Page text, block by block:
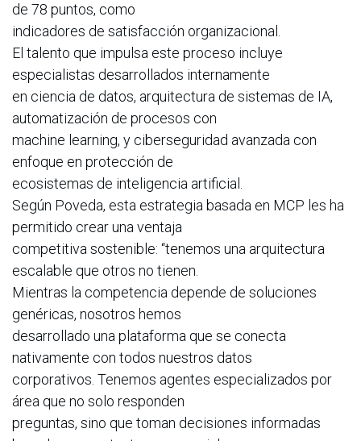
de 78 puntos, como
indicadores de satisfacción organizacional.
El talento que impulsa este proceso incluye
especialistas desarrollados internamente
en ciencia de datos, arquitectura de sistemas de IA,
automatización de procesos con
machine learning, y ciberseguridad avanzada con
enfoque en protección de
ecosistemas de inteligencia artificial.
Según Poveda, esta estrategia basada en MCP les ha
permitido crear una ventaja
competitiva sostenible: “tenemos una arquitectura
escalable que otros no tienen.
Mientras la competencia depende de soluciones
genéricas, nosotros hemos
desarrollado una plataforma que se conecta
nativamente con todos nuestros datos
corporativos. Tenemos agentes especializados por
área que no solo responden
preguntas, sino que toman decisiones informadas